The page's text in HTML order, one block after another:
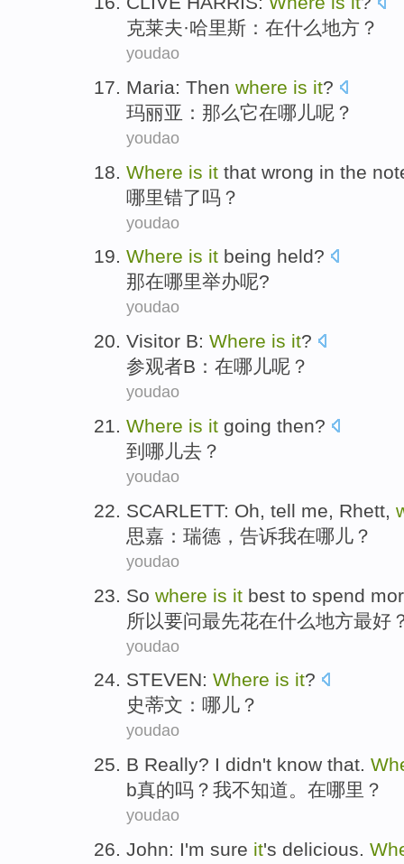
克莱夫·哈里斯 ：在什么地方 ？
youdao
Maria: Then where is it?
玛丽亚 ： 那么它在哪儿呢？
youdao
Where is it that wrong in the
哪里错了吗？
youdao
Where is it being held?
那在哪里举办呢?
youdao
Visitor B: Where is it?
参观者B ：在哪儿呢？
youdao
Where is it going then?
到哪儿去 ？
youdao
SCARLETT: Oh, tell me, Rhett,
思嘉 ： 瑞德 ， 告诉我在哪儿 ？
youdao
So where is it best to spend
所以要问最先花在什么地方最好
youdao
STEVEN: Where is it?
史蒂文 ： 哪儿 ？
youdao
B Really? I didn't know that.
b真的吗？ 我不知道。在哪里 ？
youdao
John: I'm sure it's delicious.